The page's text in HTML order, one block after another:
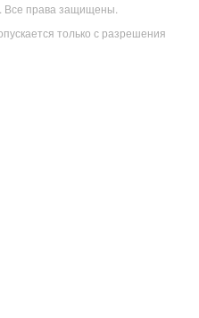
права защищены.
только с разрешения